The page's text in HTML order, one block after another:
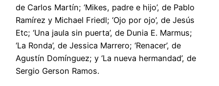
de Carlos Martín; ‘Mikes, padre e hijo’, de Pablo
Ramírez y Michael Friedl; ‘Ojo por ojo’, de Jesús
Etc; ‘Una jaula sin puerta’, de Dunia E. Marmus;
‘La Ronda’, de Jessica Marrero; ‘Renacer’, de
Agustín Domínguez; y ‘La nueva hermandad’, de
Sergio Gerson Ramos.